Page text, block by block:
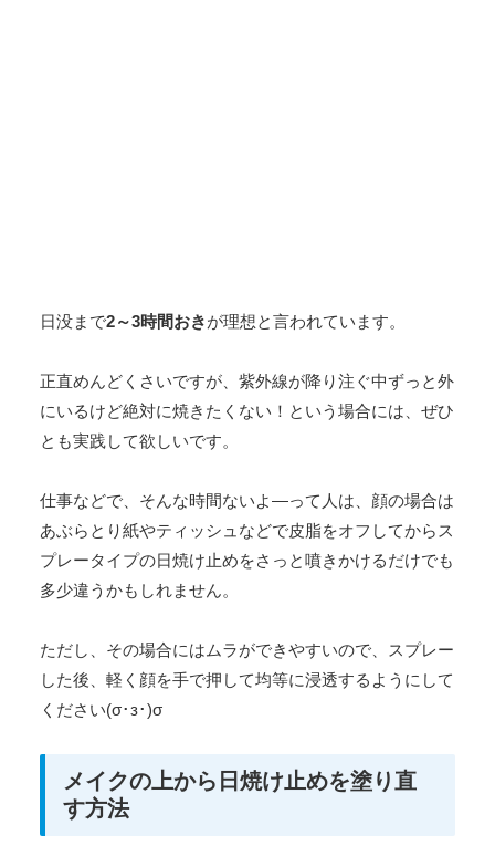
日没まで2～3時間おきが理想と言われています。
正直めんどくさいですが、紫外線が降り注ぐ中ずっと外
にいるけど絶対に焼きたくない！という場合には、ぜひ
とも実践して欲しいです。
仕事などで、そんな時間ないよ―って人は、顔の場合は
あぶらとり紙やティッシュなどで皮脂をオフしてからス
プレータイプの日焼け止めをさっと噴きかけるだけでも
多少違うかもしれません。
ただし、その場合にはムラができやすいので、スプレー
した後、軽く顔を手で押して均等に浸透するようにして
ください(σ･з･)σ
メイクの上から日焼け止めを塗り直
す方法